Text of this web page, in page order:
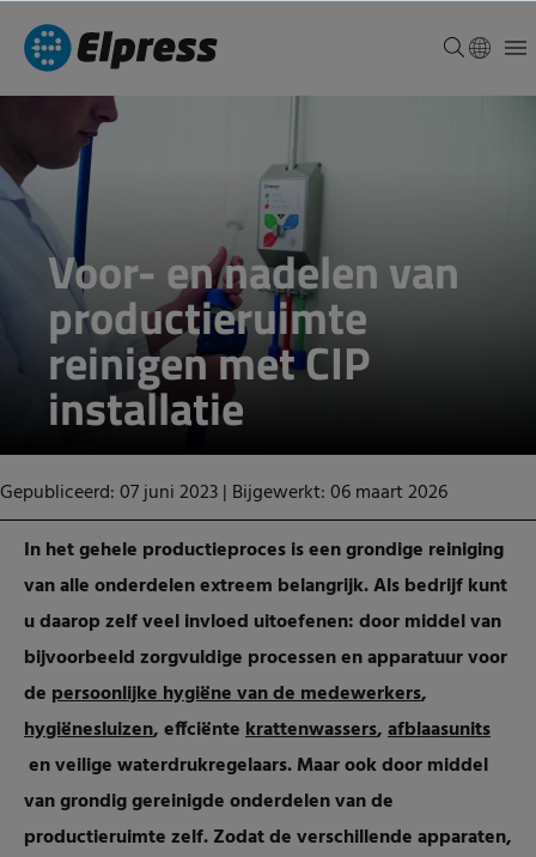
Voor- en nadelen van
productieruimte
reinigen met CIP
installatie
Gepubliceerd: 07 juni 2023| Bijgewerkt: 06 maart 2026
In het gehele productieproces is een grondige reiniging
van alle onderdelen extreem belangrijk. Als bedrijf kunt
u daarop zelf veel invloed uitoefenen: door middel van
bijvoorbeeld zorgvuldige processen en apparatuur voor
de persoonlijke hygiëne van de medewerkers,
hygiënesluizen, effciëntekrattenwassers,afblaasunits
en veilige waterdrukregelaars. Maar ook door middel
van grondig gereinigde onderdelen van de
productieruimte zelf. Zodat de verschillende apparaten,